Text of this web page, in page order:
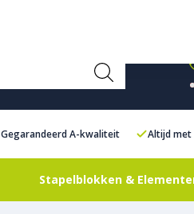
Gegarandeerd A-kwaliteit Altijd met
Stapelblokken &